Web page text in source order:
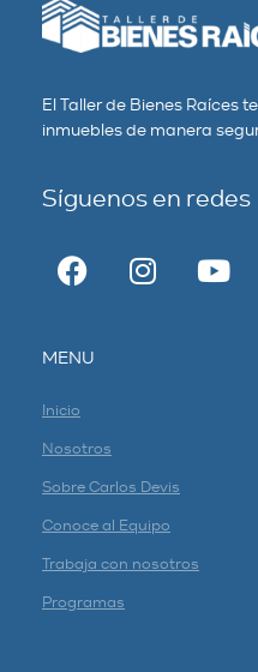
El Taller de Bienes Raíces
inmuebles de manera
Síguenos en redes
MENU
Inicio
Nosotros
Sobre Carlos Devis
Conoce al Equipo
Trabaja con nosotros
Programas